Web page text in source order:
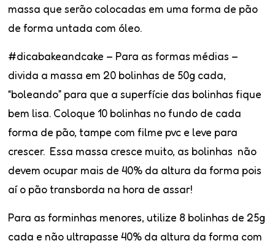
massa que serão colocadas em uma forma de pão
de forma untada com óleo.
#dicabakeandcake – Para as formas médias –
divida a massa em 20 bolinhas de 50g cada,
“boleando” para que a superfície das bolinhas fique
bem lisa. Coloque 10 bolinhas no fundo de cada
forma de pão, tampe com filme pvc e leve para
crescer. Essa massa cresce muito, as bolinhas não
devem ocupar mais de 40% da altura da forma pois
aí o pão transborda na hora de assar!
Para as forminhas menores, utilize 8 bolinhas de 25g
cada e não ultrapasse 40% da altura da forma com